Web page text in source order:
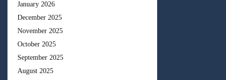
January 2026
December 2025
November 2025
October 2025
September 2025
August 2025